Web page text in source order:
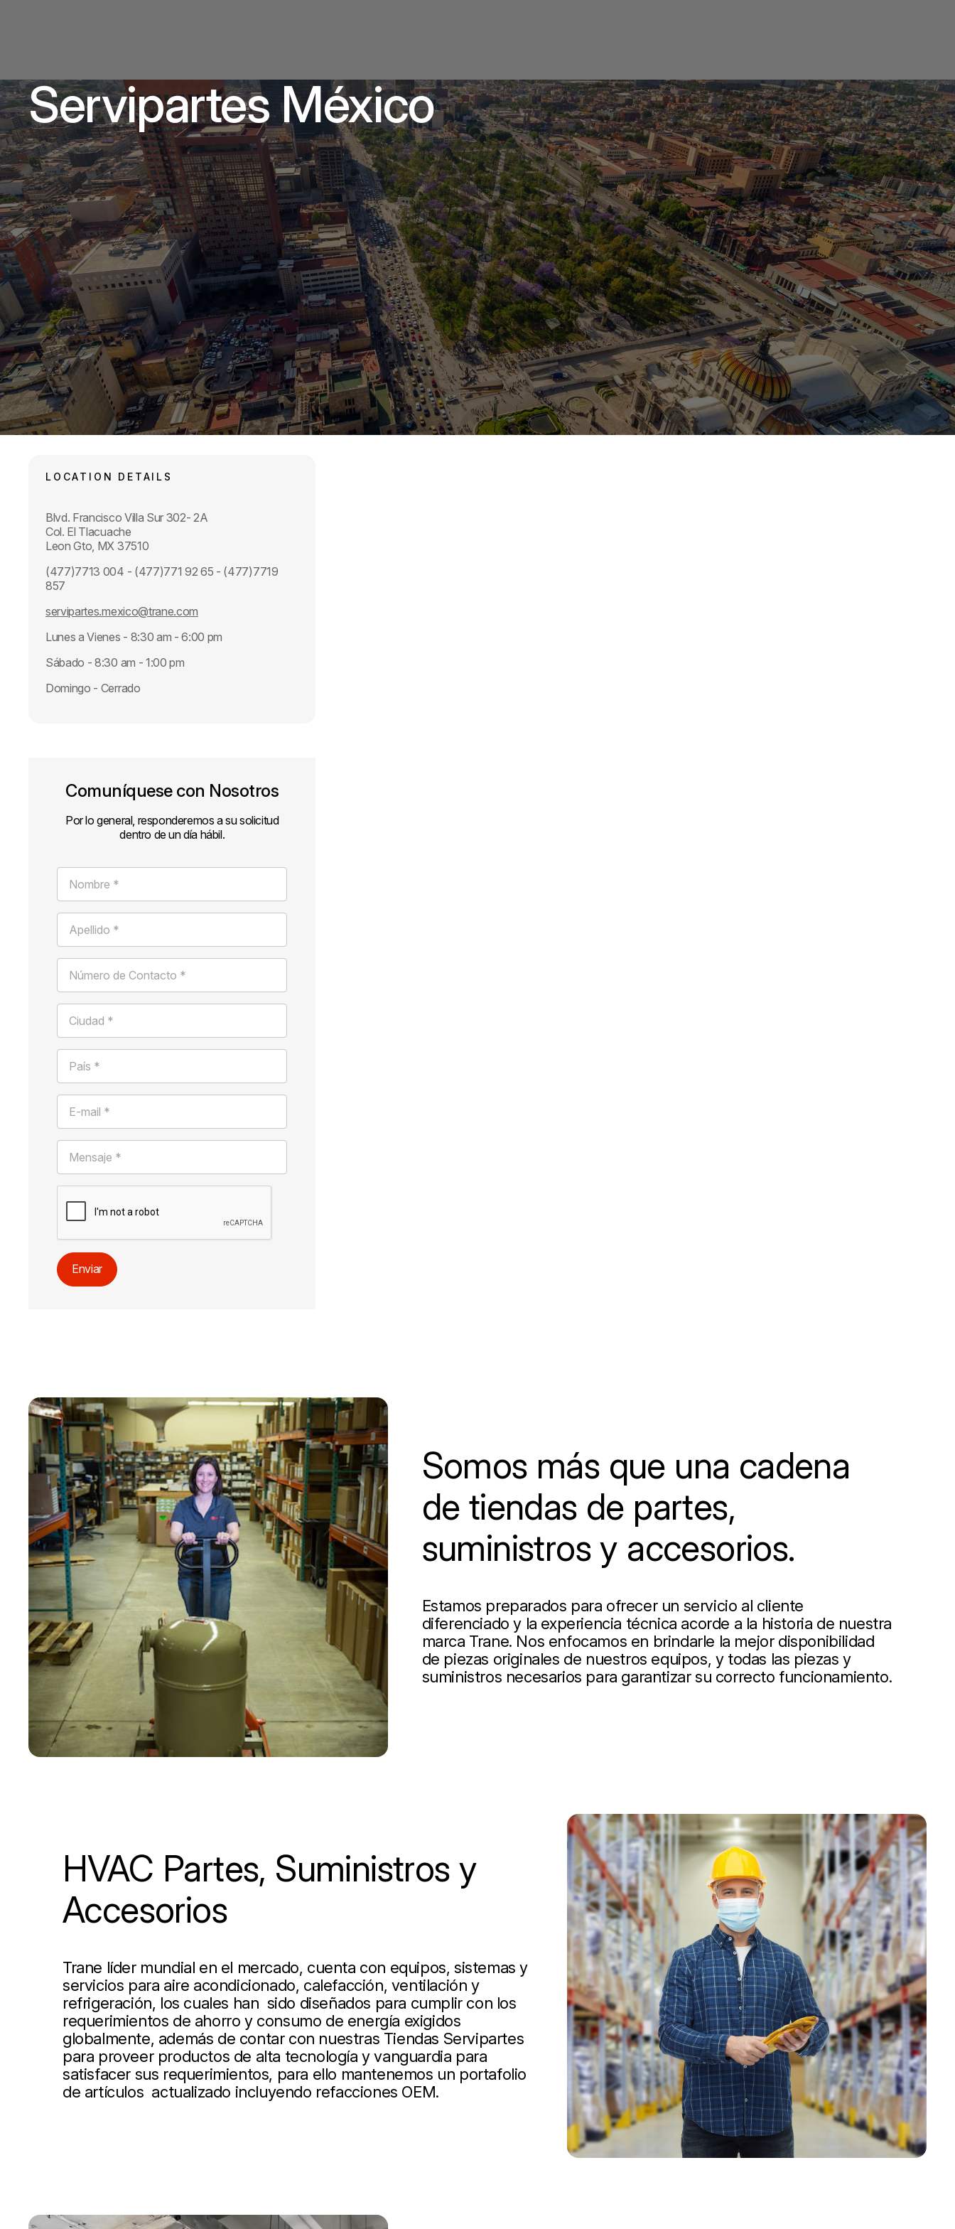
Servipartes México
LOCATION DETAILS
Blvd. Francisco Villa Sur 302- 2A
Col. El Tlacuache
Leon Gto, MX 37510
(477)7713 004 - (477)771 92 65 - (477)7719
857
servipartes.mexico@trane.com
Lunes a Vienes - 8:30 am - 6:00 pm
Sábado - 8:30 am - 1:00 pm
Domingo - Cerrado
Comuníquese con Nosotros
Por lo general, responderemos a su solicitud
dentro de un día hábil.
Enviar
Somos más que una cadena
de tiendas de partes,
suministros y accesorios.
Estamos preparados para ofrecer un servicio al cliente
diferenciado y la experiencia técnica acorde a la historia de nuestra
marca Trane. Nos enfocamos en brindarle la mejor disponibilidad
de piezas originales de nuestros equipos, y todas las piezas y
suministros necesarios para garantizar su correcto funcionamiento.
HVAC Partes, Suministros y
Accesorios
Trane líder mundial en el mercado, cuenta con equipos, sistemas y
servicios para aire acondicionado, calefacción, ventilación y
refrigeración, los cuales han sido diseñados para cumplir con los
requerimientos de ahorro y consumo de energía exigidos
globalmente, además de contar con nuestras Tiendas Servipartes
para proveer productos de alta tecnología y vanguardia para
satisfacer sus requerimientos, para ello mantenemos un portafolio
de artículos actualizado incluyendo refacciones OEM.